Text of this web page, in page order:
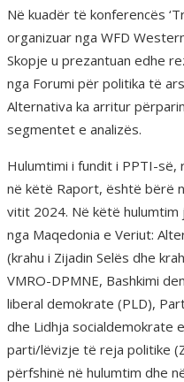
Në kuadër të konferencës
organizuar nga WFD
Skopje u prezantuan edhe
nga Forumi për politika të
Alternativa ka arritur
segmentet e analizës.
Hulumtimi i fundit i PPTI-
në këtë Raport, është bërë
vitit 2024. Në këtë
nga Maqedonia e Veriut:
(krahu i Zijadin Selës dhe
VMRO-DPMNE, Bashkimi
liberal demokrate (PLD),
dhe Lidhja socialdemokrate
parti/lëvizje të reja politike
përfshinë në hulumtim dhe